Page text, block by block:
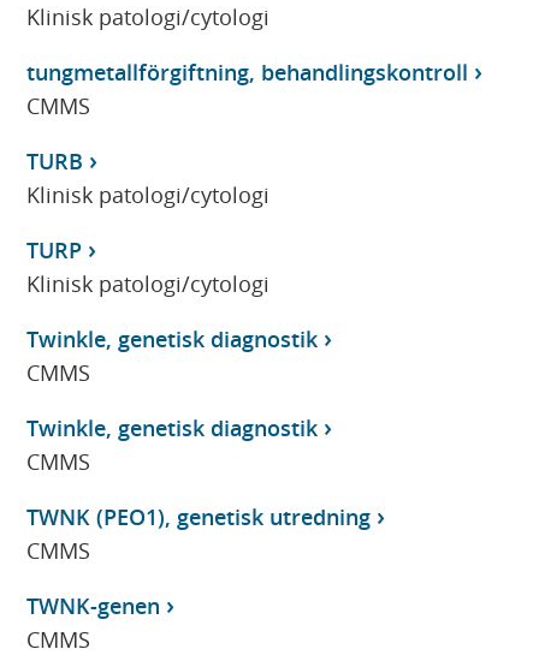
Klinisk patologi/cytologi
tungmetallförgiftning, behandlingskontroll
CMMS
TURB
Klinisk patologi/cytologi
TURP
Klinisk patologi/cytologi
Twinkle, genetisk diagnostik
CMMS
Twinkle, genetisk diagnostik
CMMS
TWNK (PEO1), genetisk utredning
CMMS
TWNK-genen
CMMS